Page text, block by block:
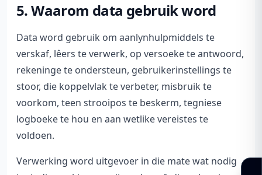
5. Waarom data gebruik word
Data word gebruik om aanlynhulpmiddels te
verskaf, lêers te verwerk, op versoeke te antwoord,
rekeninge te ondersteun, gebruikerinstellings te
stoor, die koppelvlak te verbeter, misbruik te
voorkom, teen strooipos te beskerm, tegniese
logboeke te hou en aan wetlike vereistes te
voldoen.
Verwerking word uitgevoer in die mate wat nodig